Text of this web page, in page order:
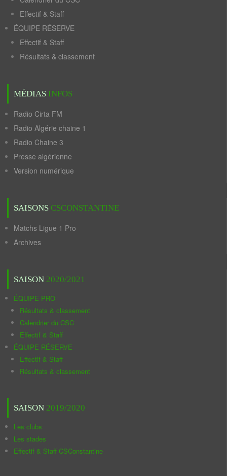
Effectif & Staff
ÉQUIPE RÉSERVE
Effectif & Staff
Résultats & classement
MÉDIAS INFOS
Radio Cirta FM
Radio Algérie chaine 1
Radio Chaine 3
Presse algérienne
Version numérique
SAISONS CSCONSTANTINE
Matchs Ligue 1 Pro
Archives
SAISON 2020/2021
ÉQUIPE PRO
Résultats & classement
Calendrier du CSC
Effectif & Staff
ÉQUIPE RÉSERVE
Effectif & Staff
Résultats & classement
SAISON 2019/2020
Les clubs
Les stades
Effectif & Staff CSConstantine